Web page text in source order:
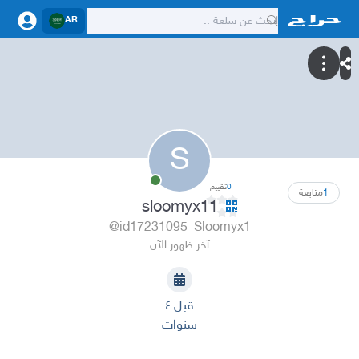
AR
S
1متابعة 0تقييم
sloomyx11
@id17231095_Sloomyx1
آخر ظهور الآن
قبل ٤
سنوات